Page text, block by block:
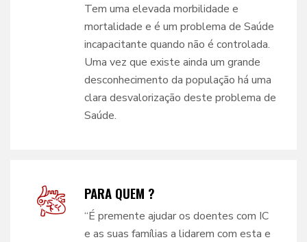
Tem uma elevada morbilidade e
mortalidade e é um problema de Saúde
incapacitante quando não é controlada.
Uma vez que existe ainda um grande
desconhecimento da população há uma
clara desvalorização deste problema de
Saúde.
PARA QUEM ?
“É premente ajudar os doentes com IC
e as suas famílias a lidarem com esta e